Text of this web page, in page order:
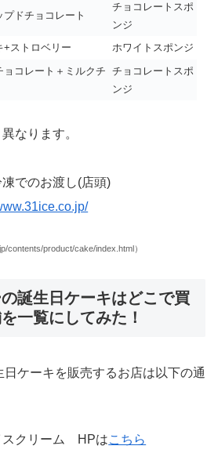
ドチョコレート
チョコレートスポ
ンジ
+ストロベリー
ホワイトスポンジ
コレート＋ミルクチ チョコレートスポ
ンジ
なります。
でのお渡し(店頭)
contents/product/cake/index.html）
の誕生日ケーキはどこで買
一覧にしてみた！
日ケーキを販売するお店は以下の通
スクリーム HPはこちら